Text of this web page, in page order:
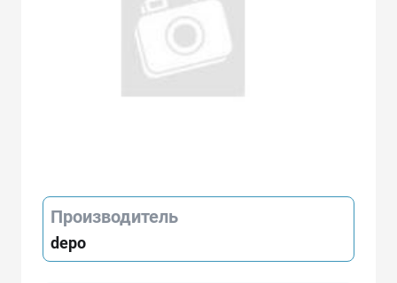
Производитель
depo